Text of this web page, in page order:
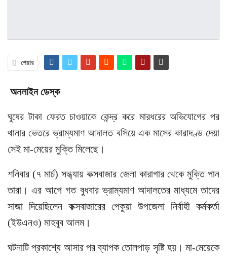
শেয়ার
অনলাইন ডেস্ক
ঘুষের টাকা ফেরত চাওয়াকে কেন্দ্র করে মারধরের অভিযোগের পর
থানার ভেতরে ভ্রাম্যমাণ আদালত বসিয়ে এক মাসের কারাদণ্ড দেয়া
সেই মা-মেয়ের মুক্তি মিলেছে।
শনিবার (৭ মার্চ) সন্ধ্যায় কক্সবাজার জেলা কারাগার থেকে মুক্তি পান
তারা। এর আগে গত বুধবার ভ্রাম্যমাণ আদালতের মাধ্যমে তাদের
সাজা দিয়েছিলেন কক্সবাজারের পেকুয়া উপজেলা নির্বাহী কর্মকর্তা
(ইউএনও) মাহবুব আলম।
ঘটনাটি প্রকাশ্যে আসার পর ব্যাপক তোলপাড় সৃষ্টি হয়। মা-মেয়েকে